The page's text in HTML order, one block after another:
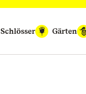
Schlösser
Gärten